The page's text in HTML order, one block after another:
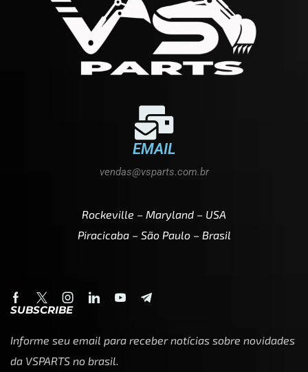
EMAIL
vendas@vsparts.com.br
Rockeville – Maryland – USA
Piracicaba – São Paulo – Brasil
SUBSCRIBE
Informe seu email para receber notícias sobre novidades
da VSPARTS no brasil.